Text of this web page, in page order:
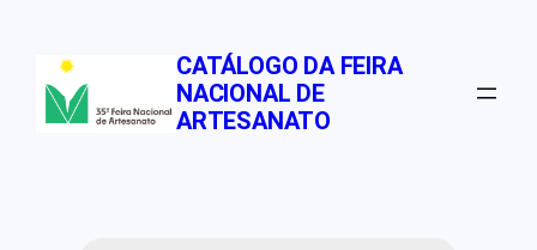
conteúdo
CATÁLOGO DA FEIRA
NACIONAL DE
ARTESANATO